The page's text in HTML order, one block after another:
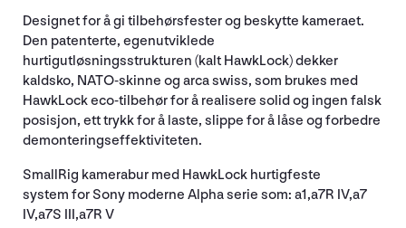
Designet for å gi tilbehørsfester og beskytte kameraet.
Den patenterte, egenutviklede
hurtigutløsningsstrukturen (kalt HawkLock) dekker
kaldsko, NATO-skinne og arca swiss, som brukes med
HawkLock eco-tilbehør for å realisere solid og ingen falsk
posisjon, ett trykk for å laste, slippe for å låse og forbedre
demonteringseffektiviteten.
SmallRig kamerabur med HawkLock hurtigfeste
system for Sony moderne Alpha serie som: a1,a7R IV,a7
IV,a7S III,a7R V